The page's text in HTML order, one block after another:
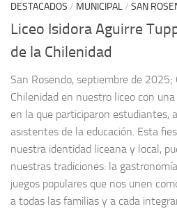
DESTACADOS / MUNICIPAL/ SAN
Liceo Isidora Aguirre
de la Chilenidad
San Rosendo, septiembre de
Chilenidad en nuestro liceo con
en la que participaron estudiantes,
asistentes de la educación. Esta
nuestra identidad liceana y local,
nuestras tradiciones: la
juegos populares que nos unen
a todas las familias y a cada